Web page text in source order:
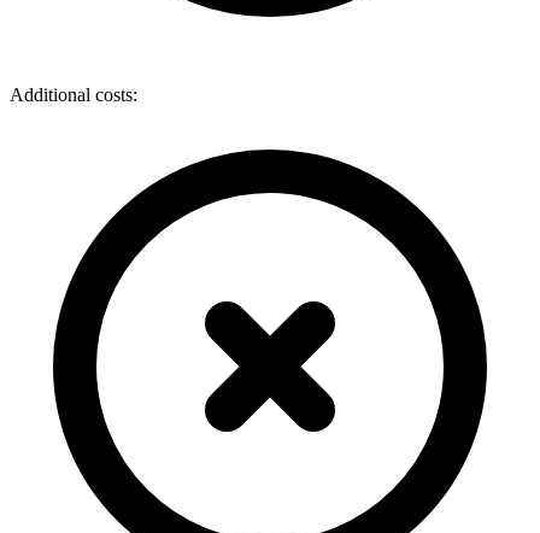
Additional costs: